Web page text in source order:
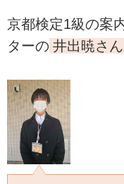
京都検定1級の案
ターの 井出暁さん